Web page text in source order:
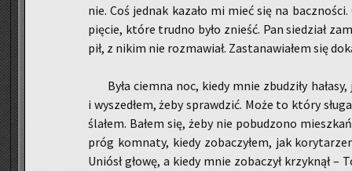
nie. Coś jed­nak ka­za­ło mi mieć się na
pię­cie, które trud­no było znieść. Pan sie­dział
pił, z nikim nie roz­ma­wiał. Za­sta­na­wia­łem się
Była ciem­na noc, kiedy mnie zbu­dzi­ły
i wy­sze­dłem, żeby spraw­dzić. Może to który
śla­łem. Bałem się, żeby nie po­bu­dzo­no
próg kom­na­ty, kiedy zo­ba­czy­łem, jak
Uniósł głowę, a kiedy mnie zo­ba­czył krzyk­nął